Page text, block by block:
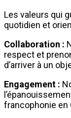
Les valeurs qui
quotidien et
Collaboration :
respect et
d’arriver à un
Engagement :
francophonie en